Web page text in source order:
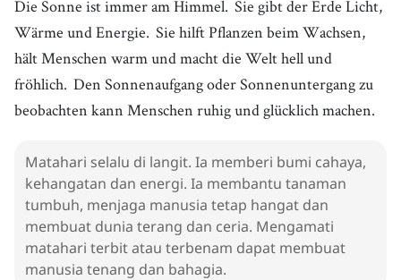
Die Sonne ist immer am Himmel. Sie gibt der Erde Licht,
Wärme und Energie. Sie hilft Pflanzen beim Wachsen,
hält Menschen warm und macht die Welt hell und
fröhlich. Den Sonnenaufgang oder Sonnenuntergang zu
beobachten kann Menschen ruhig und glücklich machen.
Matahari selalu di langit. Ia memberi bumi cahaya,
kehangatan dan energi. Ia membantu tanaman
tumbuh, menjaga manusia tetap hangat dan
membuat dunia terang dan ceria. Mengamati
matahari terbit atau terbenam dapat membuat
manusia tenang dan bahagia.